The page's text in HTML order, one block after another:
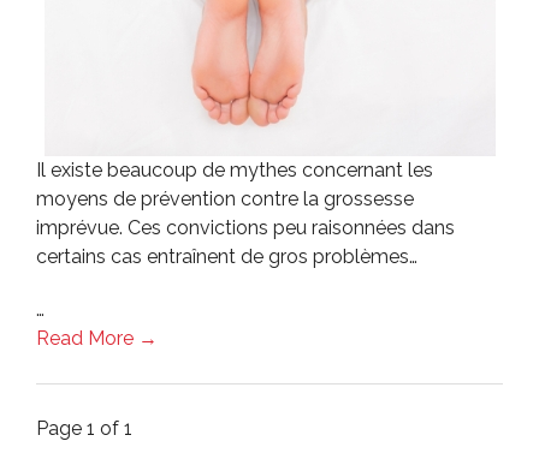
Il existe beaucoup de mythes concernant les
moyens de prévention contre la grossesse
imprévue. Ces convictions peu raisonnées dans
certains cas entraînent de gros problèmes…
…
Read More →
Page 1 of 1